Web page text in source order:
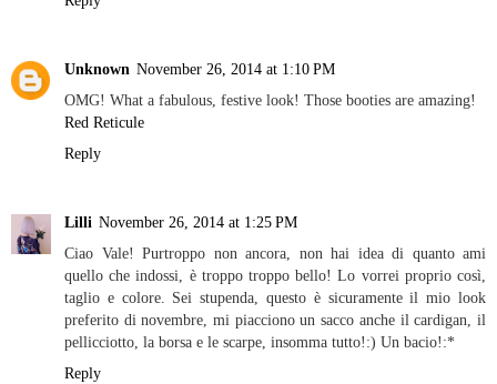
Unknown November 26, 2014 at 1:10 PM
OMG! What a fabulous, festive look! Those booties are amazing!
Red Reticule
Reply
Lilli November 26, 2014 at 1:25 PM
Ciao Vale! Purtroppo non ancora, non hai idea di quanto ami
quello che indossi, è troppo troppo bello! Lo vorrei proprio così,
taglio e colore. Sei stupenda, questo è sicuramente il mio look
preferito di novembre, mi piacciono un sacco anche il cardigan, il
pellicciotto, la borsa e le scarpe, insomma tutto!:) Un bacio!:*
Reply